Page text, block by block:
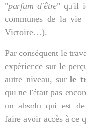
"parfum d'être" qu'il
communes de la vie
Victoire…).
Par conséquent le
expérience sur le
autre niveau, surle
qui ne l'était pas
un absolu qui est
faire avoir accès à ce